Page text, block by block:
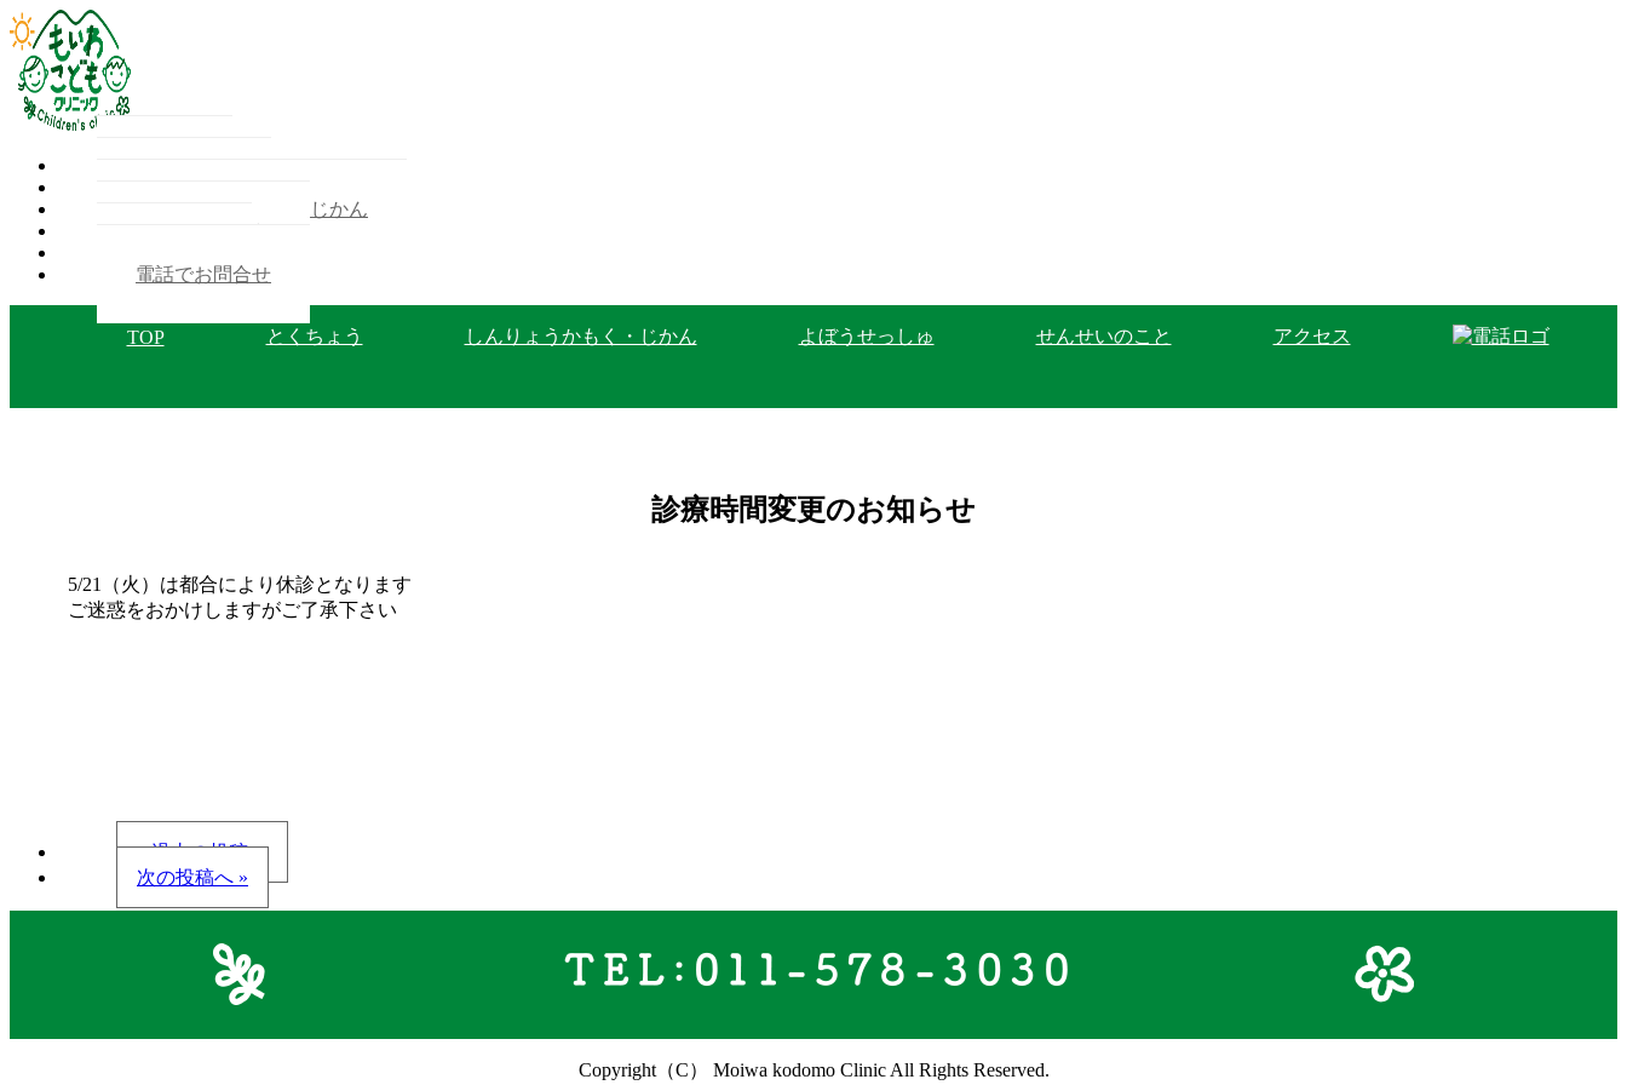
しんりょうかもく・じかん
電話でお問合せ
TOP とくちょう しんりょうかもく・じかん よぼうせっしゅ せんせいのこと アクセス
診療時間変更のお知らせ
5/21（火）は都合により休診となります
ご迷惑をおかけしますがご了承下さい
« 過去の投稿へ
次の投稿へ »
Copyright（C） Moiwa kodomo Clinic All Rights Reserved.